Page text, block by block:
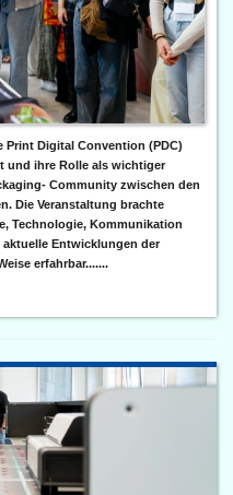
Print Digital Convention (PDC)
und ihre Rolle als wichtiger
Community zwischen den
Die Veranstaltung brachte
Technologie, Kommunikation
Entwicklungen der
erfahrbar.......